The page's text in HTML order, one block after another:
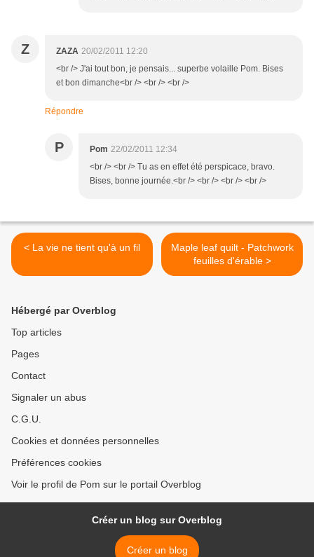
Z ZAZA 20/02/2011 12:20
<br /> J'ai tout bon, je pensais... superbe volaille Pom. Bises
et bon dimanche<br /> <br /> <br />
Répondre
P Pom 22/02/2011 12:34
<br /> <br /> Tu as en effet été perspicace, bravo.
Bises, bonne journée.<br /> <br /> <br /> <br />
< La vie ne tient qu'à un fil
Maple leaf quilt - Patchwork
feuilles d'érable >
Hébergé par Overblog
Top articles
Pages
Contact
Signaler un abus
C.G.U.
Cookies et données personnelles
Préférences cookies
Voir le profil de Pom sur le portail Overblog
Créer un blog sur Overblog
Créer un blog